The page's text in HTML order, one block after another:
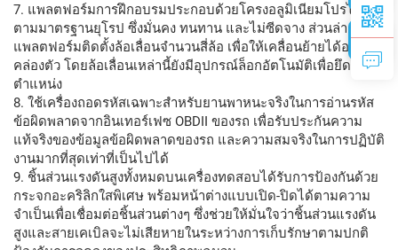
7. แพลตฟอร์มการฝึกอบรมประกอบด้วยโครงอลูมิเนียมโปรไฟล์
ตามมาตรฐานยุโรป ซึ่งมั่นคง ทนทาน และไม่ซีดจาง ส่วนล่างของ
แพลตฟอร์มติดตั้งล้อเลื่อนจำนวนสี่ล้อ เพื่อให้เคลื่อนย้ายได้อย่าง
คล่องตัว โดยล้อเลื่อนเหล่านี้ยังมีอุปกรณ์ล็อกอัตโนมัติเพื่อยึด
ตำแหน่ง
8. ใช้เครื่องถอดรหัสเฉพาะสำหรับยานพาหนะจริงในการอ่านรหัส
ข้อผิดพลาดจากอินเทอร์เฟซ OBDII ของรถ เพื่อรับประกันความ
แท้จริงของข้อมูลข้อผิดพลาดของรถ และความสมจริงในการปฏิบัติ
งานมากที่สุดเท่าที่เป็นไปได้
9. ชิ้นส่วนแรงดันสูงทั้งหมดบนเครื่องทดสอบได้รับการป้องกันด้วย
กระจกอะคริลิกใสพิเศษ พร้อมหน้าต่างแบบเปิด-ปิดได้ตามความ
จำเป็นเพื่อเชื่อมต่อชิ้นส่วนต่างๆ ซึ่งช่วยให้มั่นใจว่าชิ้นส่วนแรงดัน
สูงและสายเคเบิลจะไม่เสียหายในระหว่างการเก็บรักษาตามปกติ